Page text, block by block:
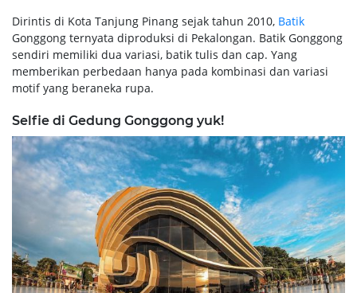
Dirintis di Kota Tanjung Pinang sejak tahun 2010, Batik
Gonggong ternyata diproduksi di Pekalongan. Batik Gonggong
sendiri memiliki dua variasi, batik tulis dan cap. Yang
memberikan perbedaan hanya pada kombinasi dan variasi
motif yang beraneka rupa.
Selfie di Gedung Gonggong yuk!